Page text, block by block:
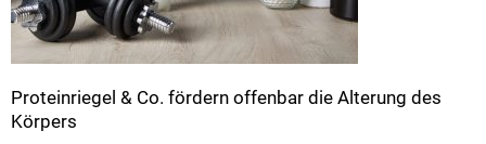
Proteinriegel & Co. fördern offenbar die Alterung des
Körpers